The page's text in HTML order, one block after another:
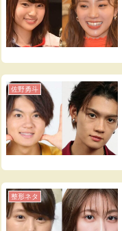
佐野勇斗
整形ネタ